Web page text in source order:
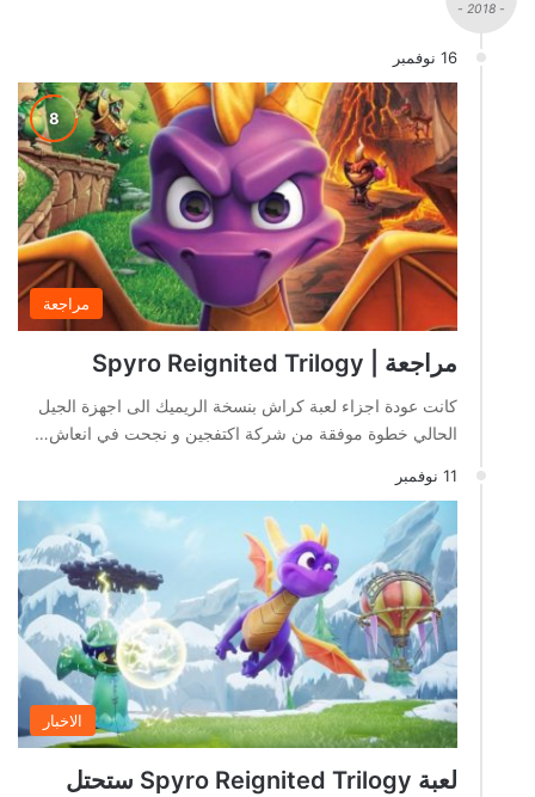
- 2018 -
16 نوفمبر
مراجعة
مراجعة | Spyro Reignited Trilogy
كانت عودة اجزاء لعبة كراش بنسخة الريميك الى اجهزة الجيل
الحالي خطوة موفقة من شركة اكتفجين و نجحت في انعاش…
11 نوفمبر
الاخبار
لعبة Spyro Reignited Trilogy ستحتل